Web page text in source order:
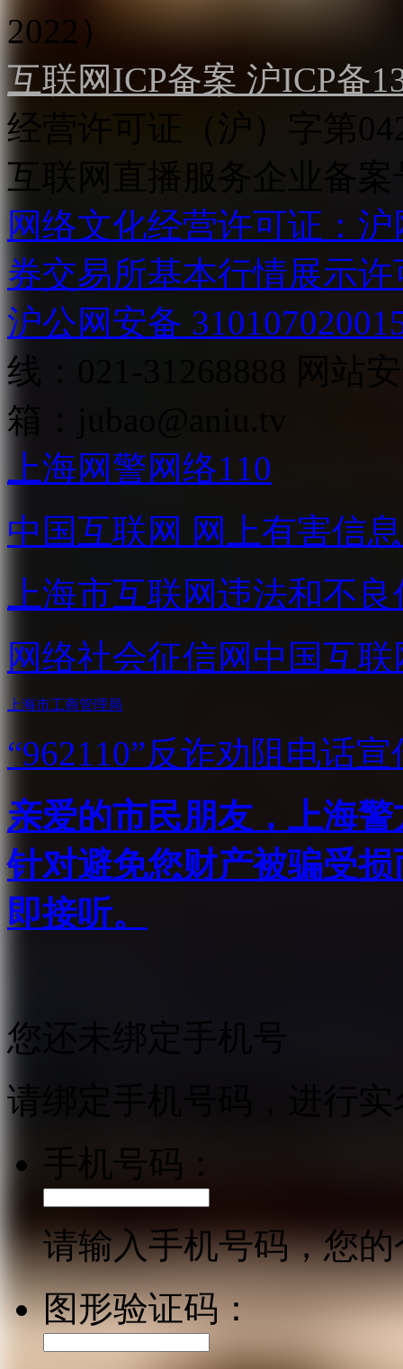
2022）
互联网ICP备案 沪ICP备
经营许可证（沪）字第
互联网直播服务企业备案
网络文化经营许可证：
券交易所基本行情展示许
沪公网安备
线：021-31268888
网站
箱：
上海网警网络110
中国互联网 网上有害信
上海市互联网违法和不
网络社会征信网 中国互
上海市工商管理局
“962110”反诈劝阻电话宣
亲爱的市民朋友，上海
针对避免您财产被骗受
即接听。
您还未绑定手机号
请绑定手机号码，进行
手机号码：
请输入手机号码，您
图形验证码：